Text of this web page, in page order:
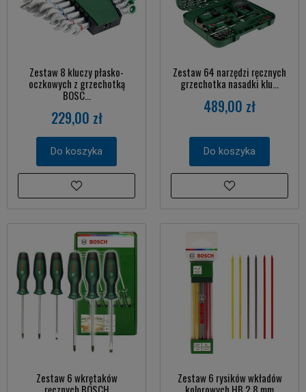
Zestaw 8 kluczy płasko-
oczkowych z grzechotką
BOSC...
229,00 zł
Do koszyka
Zestaw 64 narzędzi ręcznych
grzechotka nasadki klu...
489,00 zł
Do koszyka
Zestaw 6 wkrętaków
ręcznych BOSCH
Zestaw 6 rysików wkładów
kolorowych HB 2,8 mm